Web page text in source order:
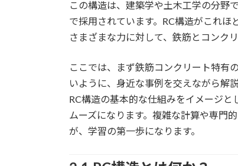
この構造は、建築学や土木工学の分野
で採用されています。RC構造がこれ
さまざまな力に対して、鉄筋とコンク
ここでは、まず鉄筋コンクリート特有
いように、身近な事例を交えながら解
RC構造の基本的な仕組みをイメージ
ムーズになります。複雑な計算や専門
が、学習の第一歩になります。